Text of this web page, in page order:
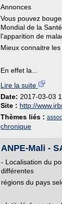
Annonces
Vous pouvez
Mondial de la
l'apparition de
Mieux connaitre
En effet la...
Lire la suite
Date: 2017-03-03
Site : http://
Thèmes liés :
chronique
ANPE-Mali -
- Localisation du
différentes
régions du pays